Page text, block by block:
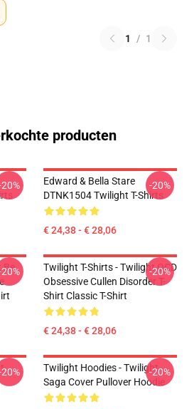
1 / 1
producten
Edward & Bella Stare
DTNK1504 Twilight T-Shirts
€ 24,38 - € 28,06
-20%
Be
Twilight T-Shirts - Twilight OCD
Obsessive Cullen Disorder T-
Shirt Classic T-Shirt
€ 24,38 - € 28,06
-20%
Twilight Hoodies - Twilight
Saga Cover Pullover Hoodie
-20%